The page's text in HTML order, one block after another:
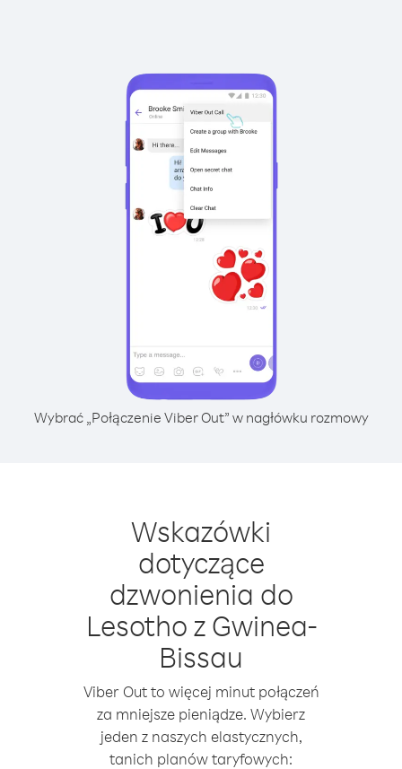
Wybrać „Połączenie Viber Out” w nagłówku rozmowy
Wskazówki
dotyczące
dzwonienia do
Lesotho z Gwinea-
Bissau
Viber Out to więcej minut połączeń
za mniejsze pieniądze. Wybierz
jeden z naszych elastycznych,
tanich planów taryfowych: